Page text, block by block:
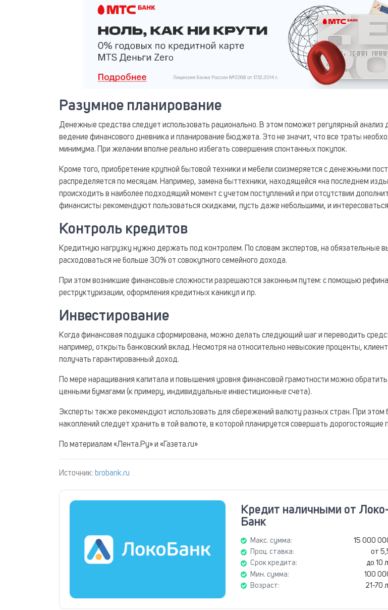
Разумное планирование
Денежные средства следует использовать рационально. В этом поможет регулярный анализ
ведение финансового дневника и планирование бюджета. Это не значит, что все траты
минимума. При желании вполне реально избегать совершения спонтанных покупок.
Кроме того, приобретение крупной бытовой техники и мебели соизмеряется с денежными
распределяется по месяцам. Например, замена быттехники, находящейся «на последнем
происходить в наиболее подходящий момент с учетом поступлений и при отсутствии
финансисты рекомендуют пользоваться скидками, пусть даже небольшими, и
Контроль кредитов
Кредитную нагрузку нужно держать под контролем. По словам экспертов, на обязательные
расходоваться не больше 30% от совокупного семейного дохода.
При этом возникшие финансовые сложности разрешаются законным путем: с помощью
реструктуризации, оформления кредитных каникул и пр.
Инвестирование
Когда финансовая подушка сформирована, можно делать следующий шаг и переводить
например, открыть банковский вклад. Несмотря на относительно невысокие проценты,
получать гарантированный доход.
По мере наращивания капитала и повышения уровня финансовой грамотности можно
ценными бумагами (к примеру, индивидуальные инвестиционные счета).
Эксперты также рекомендуют использовать для сбережений валюту разных стран. При
накоплений следует хранить в той валюте, в которой планируется совершать дорогостоящие
По материалам «Лента.Ру» и «Газета.ru»
Источник: brobank.ru
Кредит наличными от
Банк
Макс. сумма:
15 000
Проц. ставка:
от
Срок кредита:
до 10
Мин. сумма:
100
Возраст:
21-70